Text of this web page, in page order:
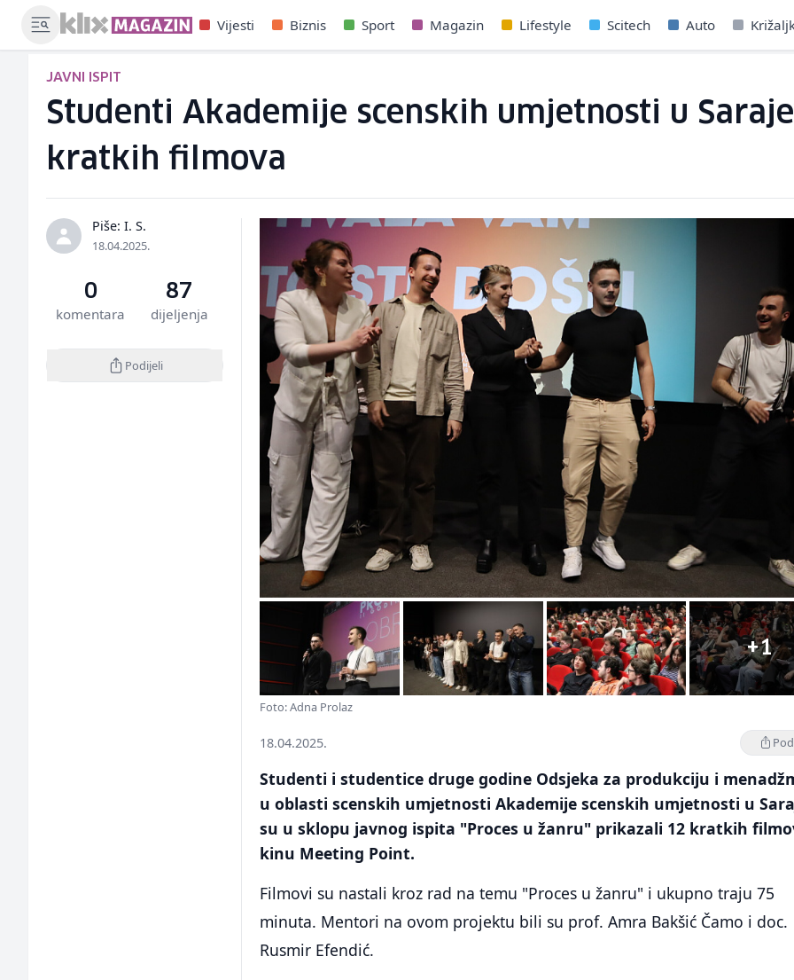
Vijesti Biznis Sport Magazin Lifestyle Scitech Auto
JAVNI ISPIT
Studenti Akademije scenskih umjetnosti u
kratkih filmova
Piše: I. S.
18.04.2025.
0
komentara
87
dijeljenja
Podijeli
+1
Foto: Adna Prolaz
18.04.2025.
Studenti i studentice druge godine Odsjeka za produkciju i
u oblasti scenskih umjetnosti Akademije scenskih umjetnosti u
su u sklopu javnog ispita "Proces u žanru" prikazali 12 kratkih
kinu Meeting Point.
Filmovi su nastali kroz rad na temu "Proces u žanru" i ukupno traju 75
minuta. Mentori na ovom projektu bili su prof. Amra Bakšić Čamo i doc.
Rusmir Efendić.